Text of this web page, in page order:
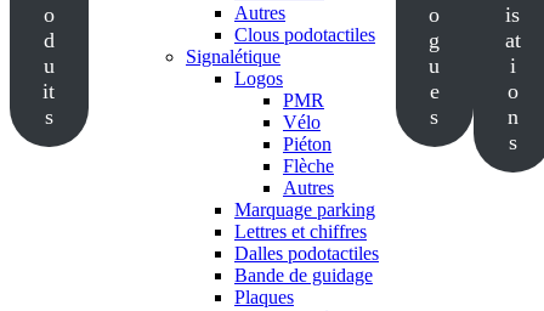
o
d
u
it
s
Autres
Clous podotactiles
Signalétique
Logos
PMR
Vélo
Piéton
Flèche
Autres
Marquage parking
Lettres et chiffres
Dalles podotactiles
Bande de guidage
Plaques
o
g
u
e
s
is
at
i
o
n
s